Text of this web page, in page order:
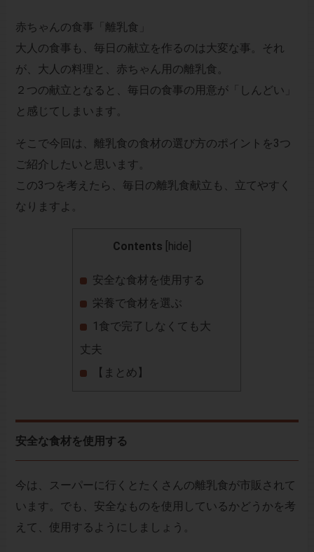
赤ちゃんの食事「離乳食」
大人の食事も、毎日の献立を作るのは大変な事。それ
が、大人の料理と、赤ちゃん用の離乳食。
２つの献立となると、毎日の食事の用意が「しんどい」
と感じてしまいます。
そこで今回は、離乳食の食材の選び方のポイントを3つ
ご紹介したいと思います。
この3つを考えたら、毎日の離乳食献立も、立てやすく
なりますよ。
Contents hide
安全な食材を使用する
栄養で食材を選ぶ
1食で完了しなくても大
丈夫
【まとめ】
安全な食材を使用する
今は、スーパーに行くとたくさんの離乳食が市販されて
います。でも、安全なものを使用しているかどうかを考
えて、使用するようにしましょう。